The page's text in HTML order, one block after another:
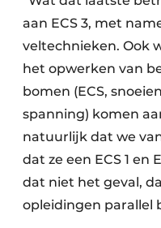
aan ECS 3, met
veltechnieken. Ook
het opwerken van
bomen (ECS,
spanning) komen
natuurlijk dat we
dat ze een ECS 1 en
dat niet het geval,
opleidingen parallel